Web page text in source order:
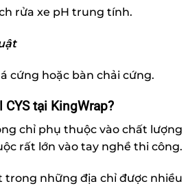
rửa xe pH trung tính.
cứng hoặc bàn chải cứng.
tại KingWrap?
chỉ phụ thuộc vào chất lượng
rất lớn vào tay nghề thi công.
trong những địa chỉ được nhiều